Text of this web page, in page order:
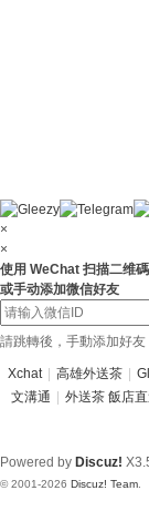
×
×
使用 WeChat 扫描二维碼
或手动添加微信好友
請跳轉後，手動添加好友
Xchat 高雄外送茶
文溝通
外送茶 飯店
Powered by Discuz!
© 2001-2026 Discuz! Team